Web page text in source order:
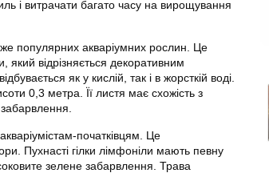
і витрачати багато часу на вирощування
популярних акваріумних рослин . Це
відрізняється декоративним
як у кислій, так і в жорсткій воді.
0,3 метра. Її листя має схожість з
початківцям. Це
Пухнасті гілки лімфоніли мають певну
зелене забарвлення. Трава